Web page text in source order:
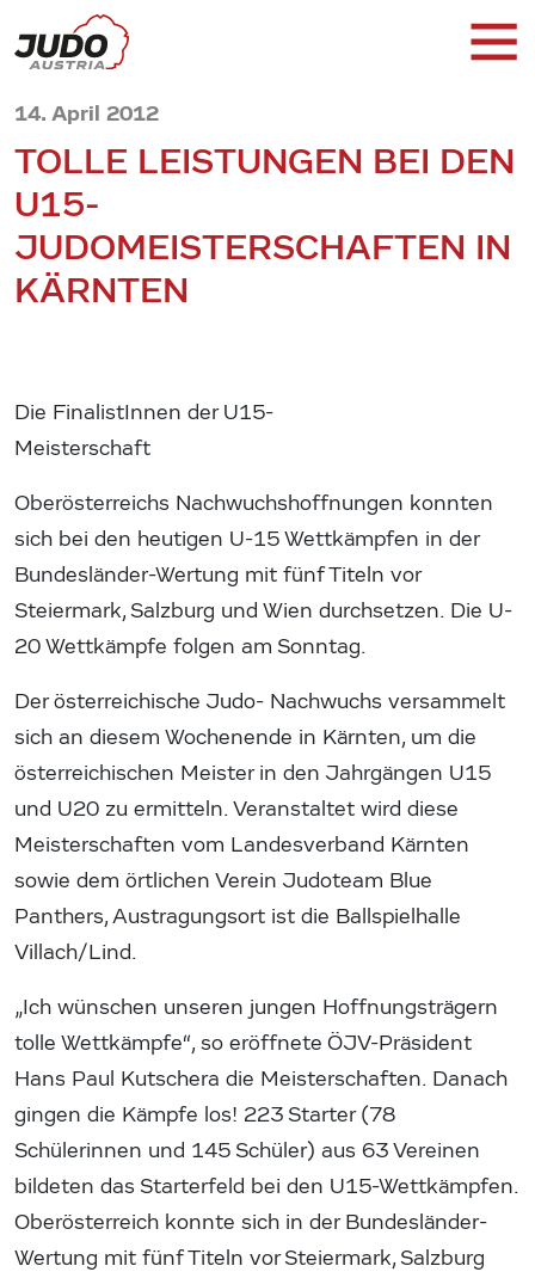
14. April 2012
TOLLE LEISTUNGEN BEI DEN
U15-
JUDOMEISTERSCHAFTEN IN
KÄRNTEN
Die FinalistInnen der U15-
Meisterschaft
Oberösterreichs Nachwuchshoffnungen konnten
sich bei den heutigen U-15 Wettkämpfen in der
Bundesländer-Wertung mit fünf Titeln vor
Steiermark, Salzburg und Wien durchsetzen. Die U-
20 Wettkämpfe folgen am Sonntag.
Der österreichische Judo- Nachwuchs versammelt
sich an diesem Wochenende in Kärnten, um die
österreichischen Meister in den Jahrgängen U15
und U20 zu ermitteln. Veranstaltet wird diese
Meisterschaften vom Landesverband Kärnten
sowie dem örtlichen Verein Judoteam Blue
Panthers, Austragungsort ist die Ballspielhalle
Villach/Lind.
„Ich wünschen unseren jungen Hoffnungsträgern
tolle Wettkämpfe“, so eröffnete ÖJV-Präsident
Hans Paul Kutschera die Meisterschaften. Danach
gingen die Kämpfe los! 223 Starter (78
Schülerinnen und 145 Schüler) aus 63 Vereinen
bildeten das Starterfeld bei den U15-Wettkämpfen.
Oberösterreich konnte sich in der Bundesländer-
Wertung mit fünf Titeln vor Steiermark, Salzburg